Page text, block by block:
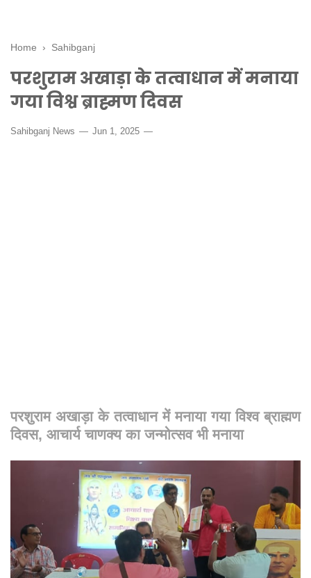
Home › Sahibganj
परशुराम अखाड़ा के तत्वाधान में मनाया
गया विश्व ब्राह्मण दिवस
Sahibganj News Jun 1, 2025
परशुराम अखाड़ा के तत्वाधान में मनाया गया विश्व ब्राह्मण
दिवस, आचार्य चाणक्य का जन्मोत्सव भी मनाया